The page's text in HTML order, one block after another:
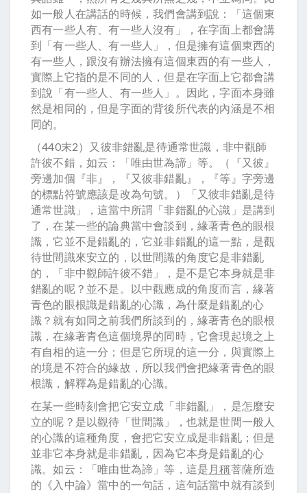
如一般人在講話的時候，我們會講到說：「這個東
西有一些人有、有一些人沒有」，在字面上都會講
到「有一些人、有一些人」，但是擁有這個東西的
有一些人，跟沒有辦法擁有這個東西的有一些人，
實際上它指的是不同的人，但是在字面上它都會講
到說「有一些人、有一些人」。因此，字面本身雖
然是相同的，但是字面的背後所代表的內涵是不相
同的。
（440末2）又彼非錯亂是待通常世識，非中觀師
許彼不錯，如云：「唯由世為諦」等。（『又彼』
旁邊加個『非』，『又彼非錯亂』，『等』字旁邊
的標點符號應該是改為句號。）「又彼非錯亂是待
通常世識」，這當中所謂「非錯亂的心識」是講到
了，在某一些的論典當中會談到，緣著青色的眼根
識，它並不是錯亂的，它並非錯亂的這一點，是觀
待世間識來安立的，以世間識的角度它是非錯亂
的，「非中觀師許彼不錯」，是不是它本身就是非
錯亂的呢？並不是。以中觀應成的角度而言，緣著
青色的眼根識是錯亂的心識，為什麼是錯亂的心
識？就有如同之前我們所談到的，緣著青色的眼根
識，在緣著青色這個境界的同時，它會現起境之上
有自相的這一分；但是它所現的這一分，與實際上
的境是不符合的緣故，所以我們會把緣著青色的眼
根識，解釋為是錯亂的心識。
在某一些時刻會把它安立成「非錯亂」，是怎麼安
立的呢？是以觀待「世間識」，也就是世間一般人
的心識的這種角度，會把它安立成是非錯亂；但是
並非它本身就是非錯亂，因為它本身是錯亂的心
識。如云：「唯由世為諦」等，這是 月稱菩薩所造
的《入中論》當中的一句話，這句話當中就有談到